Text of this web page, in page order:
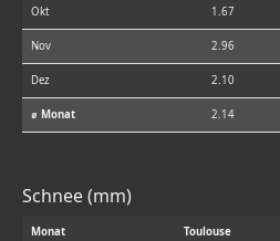
Okt 1.67
Nov 2.96
Dez 2.10
⌀ Monat 2.14
Schnee (mm)
Monat Toulouse